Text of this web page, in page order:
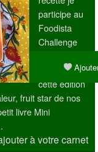
participe au
Foodista
Challenge
Jackie pour
cette édition
fruit star de nos
livre Mini
à votre carnet